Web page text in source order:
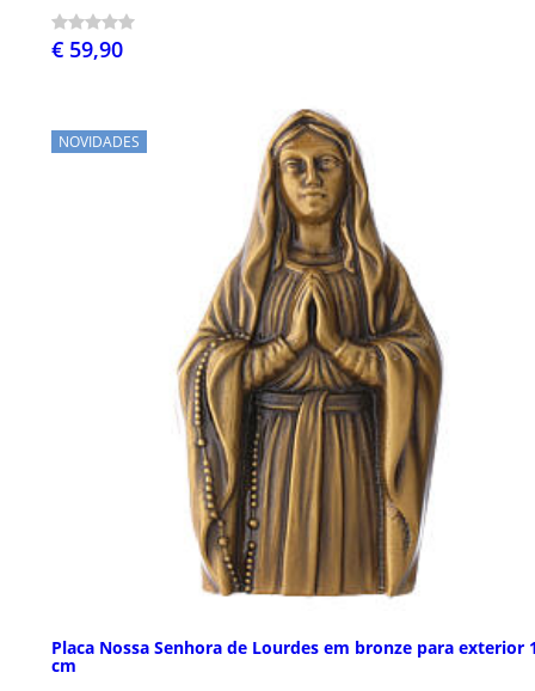
€ 59,90
NOVIDADES
Placa Nossa Senhora de Lourdes em bronze para exterior
cm